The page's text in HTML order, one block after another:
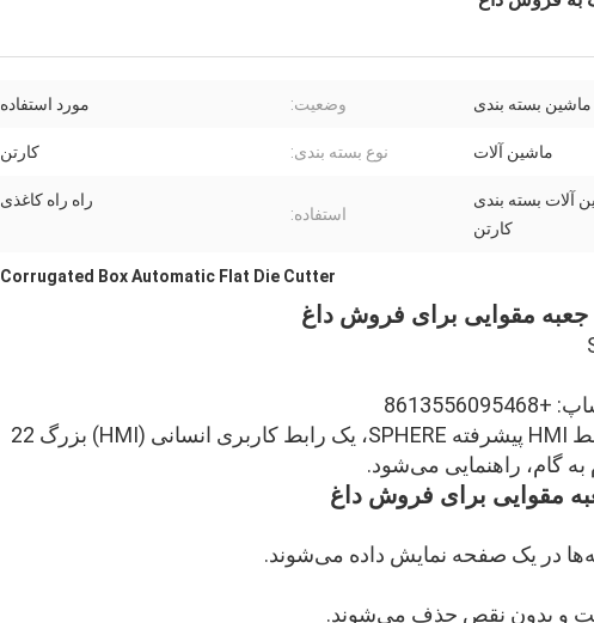
ماشین بسته بندی وضعیت: مورد استفاده
ماشین آلات نوع بسته بندی: کارتن
آلات بسته بندی
کارتن
استفاده:
راه راه کاغذی
Corrugated Box Automatic Flat Die Cutter
مقوایی برای فروش داغ
اپراتور از طریق فرآیند راه‌اندازی کار توسط HMI پیشرفته SPHERE، یک رابط کاربری انسانی (HMI) بزرگ 22
گام، راهنمایی می‌شود.
مقوایی برای فروش داغ
در یک صفحه نمایش داده می‌شوند.
و بدون نقص حذف می‌شوند.